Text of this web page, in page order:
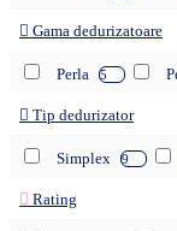
Gama dedurizatoare
Perla 5
Tip dedurizator
Simplex 9
Rating